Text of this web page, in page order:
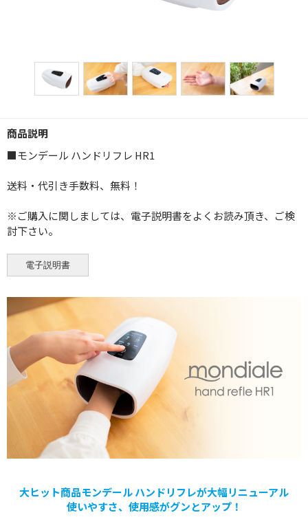
商品説明
■モンデール ハンドリフレ HR1
送料・代引き手数料、無料！
※ご購入に関しましては、電子説明書をよくお読み頂き、ご検
討下さい。
大ヒット商品モンデール ハンドリフレが大幅リニューアル
使いやすさ、使用感がグンとアップ！